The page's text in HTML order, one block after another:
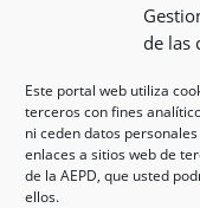
de las
Este portal web utiliza
terceros con fines
ni ceden datos
enlaces a sitios web de
de la AEPD, que usted
ellos.
Términos y
Exoneración de
Mapa del sitio
Mi cuenta
Tienda
Psicología en Murcia